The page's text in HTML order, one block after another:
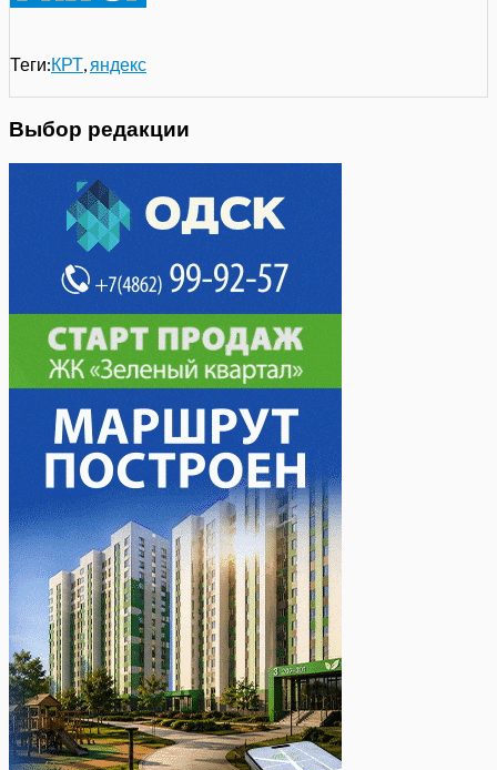
Теги:КРТ яндекс
Выбор редакции